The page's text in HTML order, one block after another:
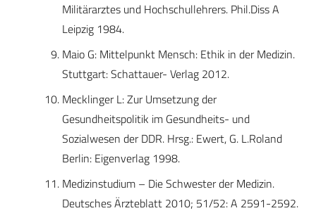
Militärarztes und Hochschullehrers. Phil.Diss A
Leipzig 1984.
Maio G: Mittelpunkt Mensch: Ethik in der Medizin.
Stuttgart: Schattauer- Verlag 2012.
Mecklinger L: Zur Umsetzung der
Gesundheitspolitik im Gesundheits- und
Sozialwesen der DDR. Hrsg.: Ewert, G. L.Roland
Berlin: Eigenverlag 1998.
Medizinstudium – Die Schwester der Medizin.
Deutsches Ärzteblatt 2010; 51/52: A 2591-2592.